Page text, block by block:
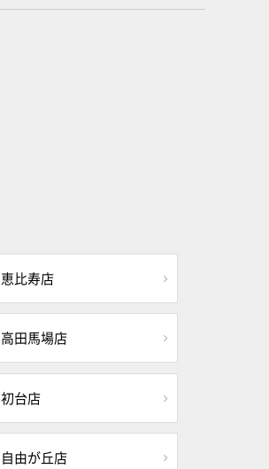
恵比寿店
高田馬場店
初台店
自由が丘店